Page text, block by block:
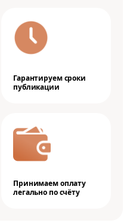
Гарантируем сроки
публикации
Принимаем оплату
легально по счёту